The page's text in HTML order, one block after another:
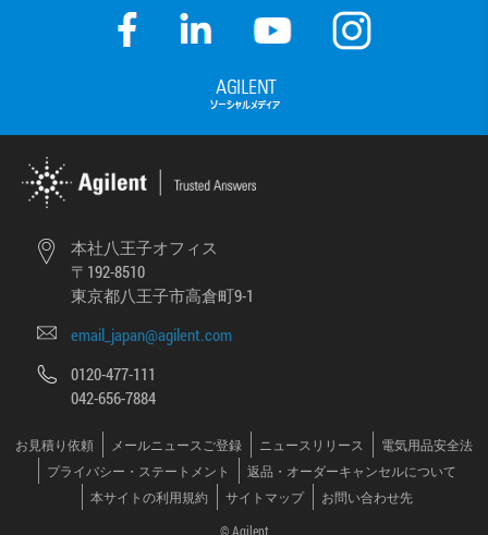
本社八王子オフィス
〒192-8510
東京都八王子市高倉町9-1
email_japan@agilent.com
0120-477-111
042-656-7884
お見積り依頼 メールニュースご登録 ニュースリリース
電気用品安全法
プライバシー・ステートメント
返品・オーダーキャンセルについて
本サイトの利用規約
サイトマップ
お問い合わせ先
© Agilent